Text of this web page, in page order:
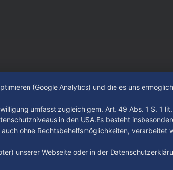
ImpressumDatenschutzAGB
(Google Analytics) und die es uns
umfasst zugleich gem. Art. 49 Abs. 1 S. 1
in den USA.Es besteht
ohne Rechtsbehelfsmöglichkeiten, verarbeitet
unserer Webseite oder in der